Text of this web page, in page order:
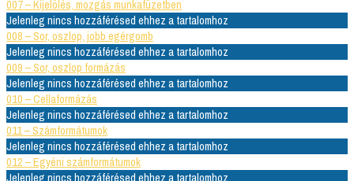
007 – Kijelölés, mozgás munkafüzetben
Jelenleg nincs hozzáférésed ehhez a tartalomhoz
008 – Sor, oszlop, jobb egérgomb
Jelenleg nincs hozzáférésed ehhez a tartalomhoz
009 – Sor, oszlop formázás
Jelenleg nincs hozzáférésed ehhez a tartalomhoz
010 – Cellaformázás
Jelenleg nincs hozzáférésed ehhez a tartalomhoz
011 – Számformátumok
Jelenleg nincs hozzáférésed ehhez a tartalomhoz
012 – Egyéni számformátumok